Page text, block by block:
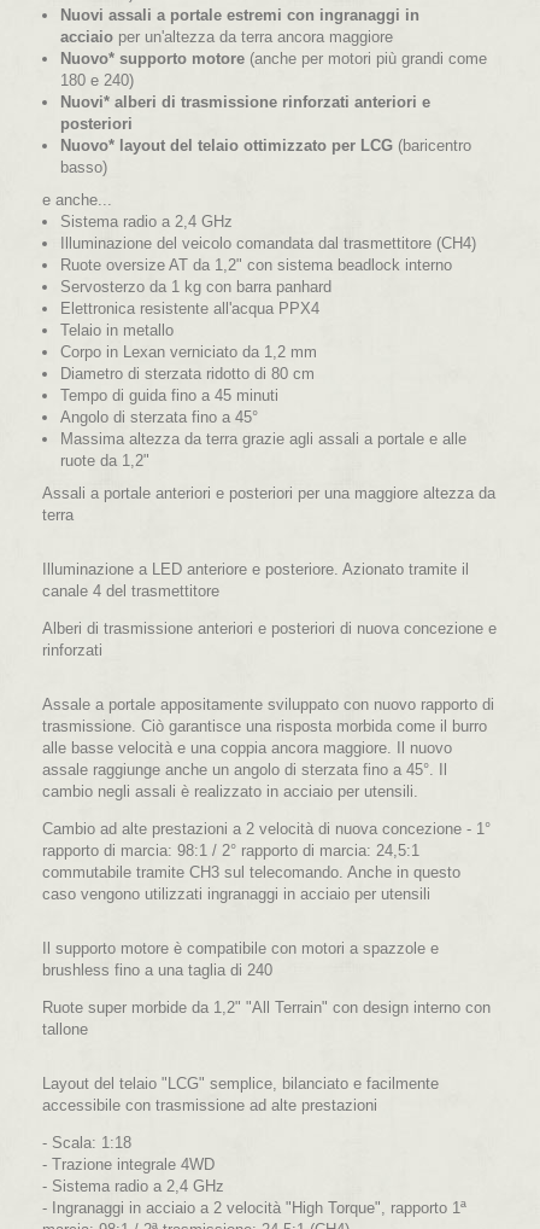
Nuovi assali a portale estremi con ingranaggi in
acciaio per un'altezza da terra ancora maggiore
Nuovo* supporto motore (anche per motori più grandi come
180 e 240)
Nuovi* alberi di trasmissione rinforzati anteriori e
posteriori
Nuovo* layout del telaio ottimizzato per LCG (baricentro
basso)
e anche...
Sistema radio a 2,4 GHz
Illuminazione del veicolo comandata dal trasmettitore (CH4)
Ruote oversize AT da 1,2" con sistema beadlock interno
Servosterzo da 1 kg con barra panhard
Elettronica resistente all'acqua PPX4
Telaio in metallo
Corpo in Lexan verniciato da 1,2 mm
Diametro di sterzata ridotto di 80 cm
Tempo di guida fino a 45 minuti
Angolo di sterzata fino a 45°
Massima altezza da terra grazie agli assali a portale e alle
ruote da 1,2"
Assali a portale anteriori e posteriori per una maggiore altezza da
terra
Illuminazione a LED anteriore e posteriore. Azionato tramite il
canale 4 del trasmettitore
Alberi di trasmissione anteriori e posteriori di nuova concezione e
rinforzati
Assale a portale appositamente sviluppato con nuovo rapporto di
trasmissione. Ciò garantisce una risposta morbida come il burro
alle basse velocità e una coppia ancora maggiore. Il nuovo
assale raggiunge anche un angolo di sterzata fino a 45°. Il
cambio negli assali è realizzato in acciaio per utensili
Cambio ad alte prestazioni a 2 velocità di nuova concezione - 1°
rapporto di marcia: 98:1 / 2° rapporto di marcia: 24,5:1
commutabile tramite CH3 sul telecomando. Anche in questo
caso vengono utilizzati ingranaggi in acciaio per utensili
Il supporto motore è compatibile con motori a spazzole e
brushless fino a una taglia di 240
Ruote super morbide da 1,2" "All Terrain" con design interno con
tallone
Layout del telaio "LCG" semplice, bilanciato e facilmente
accessibile con trasmissione ad alte prestazioni
- Scala: 1:18
- Trazione integrale 4WD
- Sistema radio a 2,4 GHz
- Ingranaggi in acciaio a 2 velocità "High Torque", rapporto 1ª